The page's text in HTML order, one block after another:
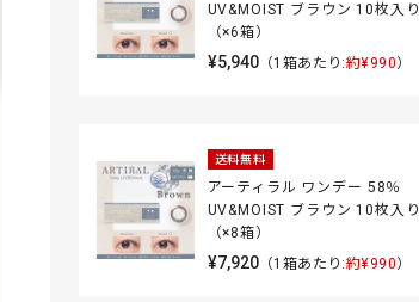
UV&MOIST ブラウン 10枚入り
（×6箱）
¥5,940（1箱あたり:約¥990）
送料無料
アーティラル ワンデー 58％
UV&MOIST ブラウン 10枚入り
（×8箱）
¥7,920（1箱あたり:約¥990）